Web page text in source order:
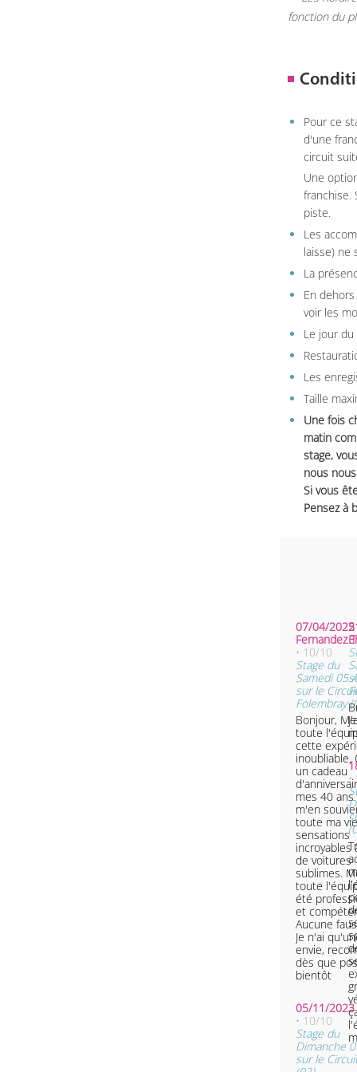
fonction du
Pour ce
d'une
circuit
Une
franchise.
piste.
Les
laisse) ne
La
En
voir les
Le jour
Les
Taille
Une fois
matin
stage,
nous
Si vous
Pensez à
07/04/2025
• 10/10
Stage du
Samedi 05
sur le
Folembray
Bonjour, Merci à
toute
cette
inoubliable.
un cadeau
mes 40
m'en
toute ma
sensations
incroyables
de voitures
sublimes.
toute
été
et
Aucune
Je n'ai
envie,
dès que
bientôt
• 10/10
Stage du
Dimanche
sur le